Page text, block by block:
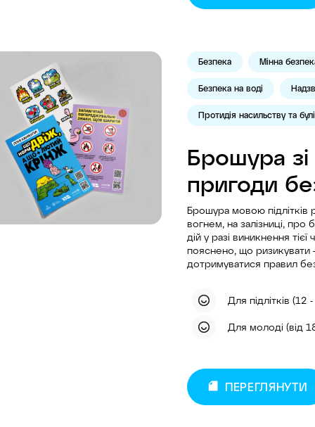
Безпека Мінна
Безпека на воді
Протидія насильству та
Брошура зі
пригоди
Брошура мовою підлітків
вогнем, на залізниці, про
дій у разі виникнення
пояснено, що ризикувати
дотримуватися правил
Для підлітків (12
Для молоді (від
ПЕРЕГЛЯНУТИ